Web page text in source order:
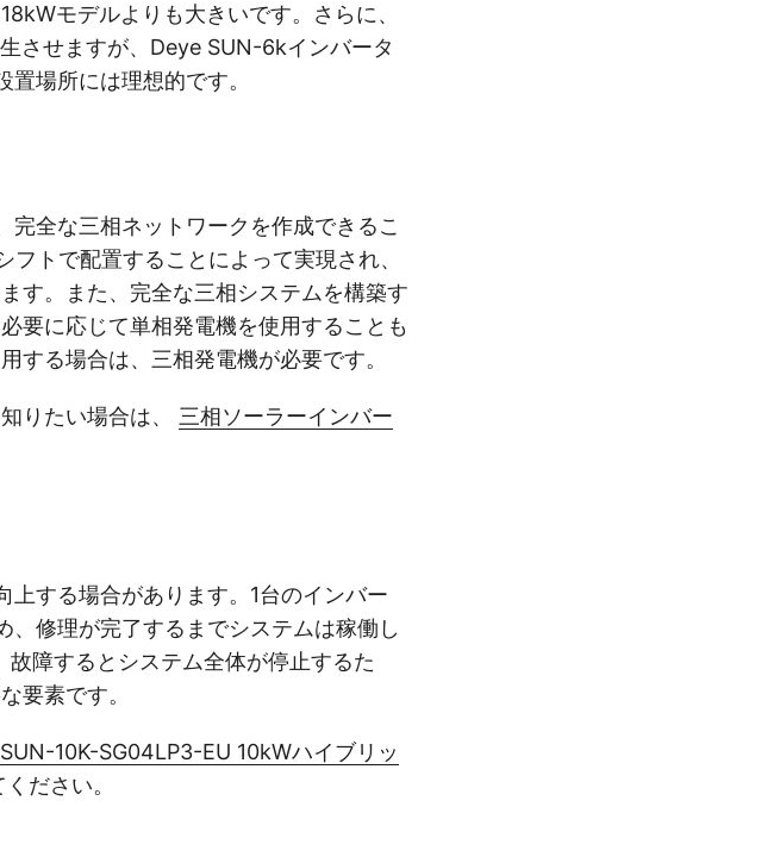
モデルよりも大きいです。さらに、
させますが、Deye SUN-6kインバータ
場所には理想的です。
全な三相ネットワークを作成できるこ
トで配置することによって実現され、
す。また、完全な三相システムを構築す
要に応じて単相発電機を使用することも
する場合は、三相発電機が必要です。
りたい場合は、 三相ソーラーインバー
する場合があります。1台のインバー
修理が完了するまでシステムは稼働し
障するとシステム全体が停止するた
要素です。
10K-SG04LP3-EU 10kWハイブリッ
ださい。